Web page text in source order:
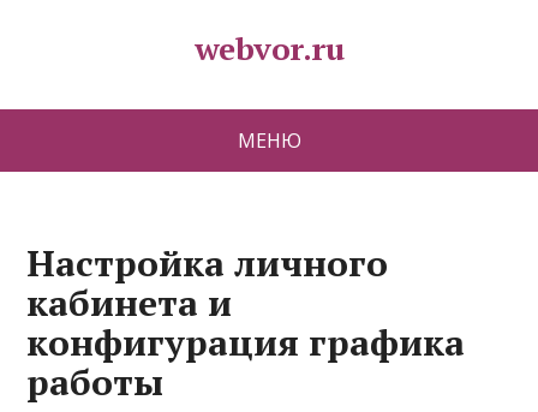
webvor.ru
МЕНЮ
Настройка личного
кабинета и
конфигурация графика
работы